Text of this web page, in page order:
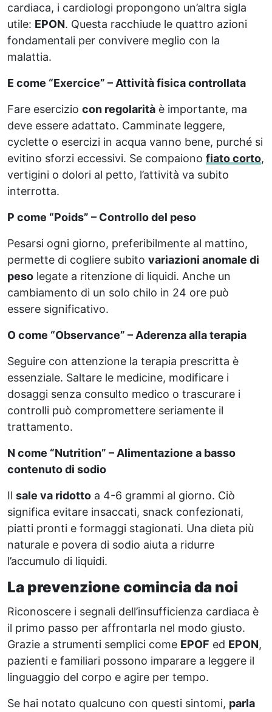
cardiaca, i cardiologi propongono un’altra sigla
utile: EPON. Questa racchiude le quattro azioni
fondamentali per convivere meglio con la
malattia.
E come “Exercice” – Attività fisica controllata
Fare esercizio con regolarità è importante, ma
deve essere adattato. Camminate leggere,
cyclette o esercizi in acqua vanno bene, purché si
evitino sforzi eccessivi. Se compaiono fiato corto,
vertigini o dolori al petto, l’attività va subito
interrotta.
P come “Poids” – Controllo del peso
Pesarsi ogni giorno, preferibilmente al mattino,
permette di cogliere subito variazioni anomale di
peso legate a ritenzione di liquidi. Anche un
cambiamento di un solo chilo in 24 ore può
essere significativo.
O come “Observance” – Aderenza alla terapia
Seguire con attenzione la terapia prescritta è
essenziale. Saltare le medicine, modificare i
dosaggi senza consulto medico o trascurare i
controlli può compromettere seriamente il
trattamento.
N come “Nutrition” – Alimentazione a basso
contenuto di sodio
Il sale va ridotto a 4-6 grammi al giorno. Ciò
significa evitare insaccati, snack confezionati,
piatti pronti e formaggi stagionati. Una dieta più
naturale e povera di sodio aiuta a ridurre
l’accumulo di liquidi.
La prevenzione comincia da noi
Riconoscere i segnali dell’insufficienza cardiaca è
il primo passo per affrontarla nel modo giusto.
Grazie a strumenti semplici come EPOF ed EPON,
pazienti e familiari possono imparare a leggere il
linguaggio del corpo e agire per tempo.
Se hai notato qualcuno con questi sintomi, parla